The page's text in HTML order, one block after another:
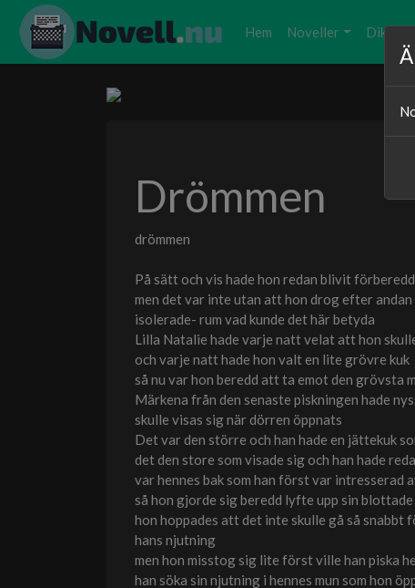
Hem Noveller Dikter
Drömmen
drömmen
På sätt och vis hade hon redan blivit förberedd
men det var inte utan att hon drog efter
isolerade- rum vad kunde det här betyda
Lilla Natalie hade varje natt velat att hon
och varje natt hade hon valt en lite grövre kuk
så nu var hon beredd att ta emot den grövsta
Märkena från den senaste piskningen hade
skulle visas sig när dörren öppnats
Det var den större och han hade en jättekuk
det den store som visade sig och han hade
var hennes bak som han först var intresserad
så hon gjorde sig beredd lyfte upp sin
hon hoppades att det inte skulle gå så
hans njutning
men hon misstog sig lite först ville han piska
han söka sin njutning i hennes mun som hon